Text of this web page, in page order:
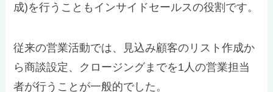
成)を行うこともインサイドセールスの役割です。
従来の営業活動では、見込み顧客のリスト作成か
ら商談設定、クロージングまでを1人の営業担当
者が行うことが一般的でした。